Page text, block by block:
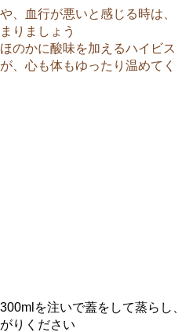
、血行が悪いと感じる時は、
りましょう
のかに酸味を加えるハイビス
、心も体もゆったり温めてく
を注いで蓋をして蒸らし、
りください